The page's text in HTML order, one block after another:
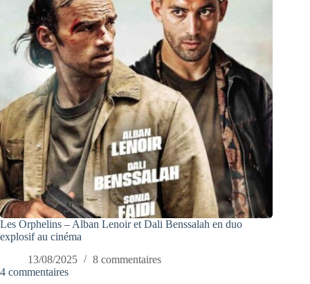
Les Orphelins – Alban Lenoir et Dali Benssalah en duo
explosif au cinéma
13/08/2025
8 commentaires
4 commentaires